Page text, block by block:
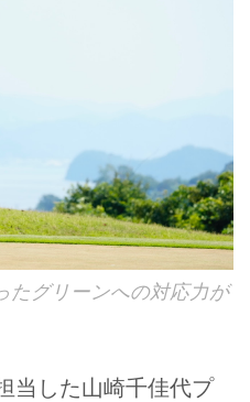
たグリーンへの対応力が
当した山崎千佳代プ